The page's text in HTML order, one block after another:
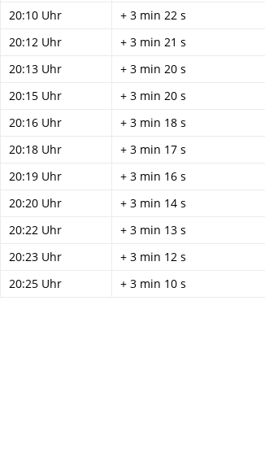
20:10 Uhr
+ 3 min 22 s
20:12 Uhr
+ 3 min 21 s
20:13 Uhr
+ 3 min 20 s
20:15 Uhr
+ 3 min 20 s
20:16 Uhr
+ 3 min 18 s
20:18 Uhr
+ 3 min 17 s
20:19 Uhr
+ 3 min 16 s
20:20 Uhr
+ 3 min 14 s
20:22 Uhr
+ 3 min 13 s
20:23 Uhr
+ 3 min 12 s
20:25 Uhr + 3 min 10 s